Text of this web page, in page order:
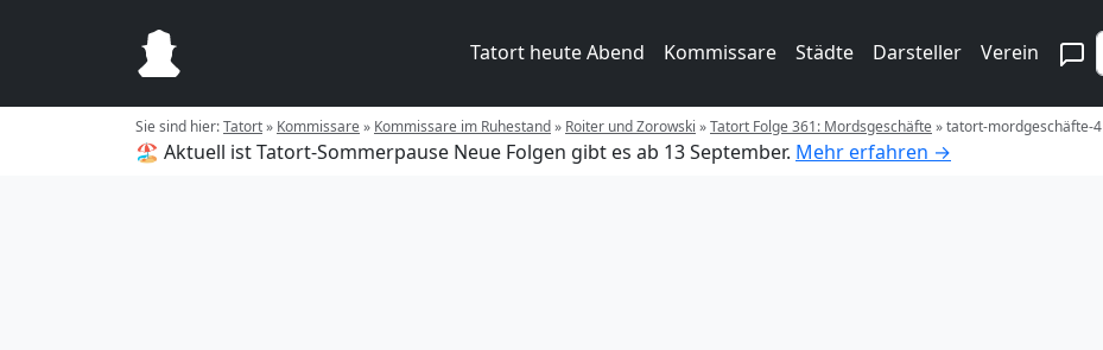
Tatort heute Abend Kommissare Städte Darsteller Verein
Sie sind hier:Tatort» Kommissare» Kommissare im Ruhestand» Roiter und Zorowski »Tatort Folge 361: Mordsgeschäfte»tatort-mordgeschäfte-4
🏖️ Aktuell ist Tatort-Sommerpause Neue Folgen gibt es ab 13 September. Mehr erfahren →